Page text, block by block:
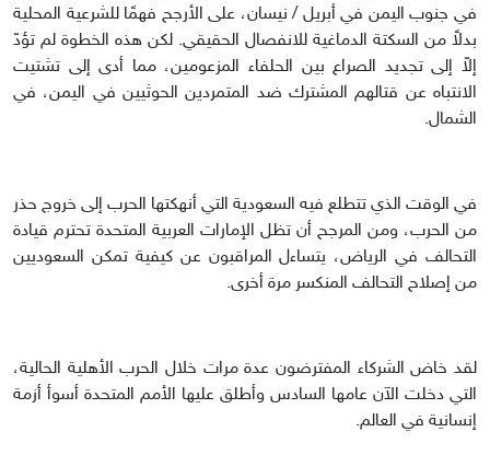
في جنوب اليمن في أبريل / نيسان، على الأرجح فهمًا للشرعية المحلية
بدلاً من السكتة الدماغية للانفصال الحقيقي. لكن هذه الخطوة لم تؤدّ
إلاّ إلى تجديد الصراع بين الحلفاء المزعومين، مما أدى إلى تشتيت
الانتباه عن قتالهم المشترك ضد المتمردين الحوثيين في اليمن، في
الشمال.
في الوقت الذي تتطلع فيه السعودية التي أنهكتها الحرب إلى خروج حذر
من الحرب، ومن المرجح أن تظل الإمارات العربية المتحدة تحترم قيادة
التحالف في الرياض، يتساءل المراقبون عن كيفية تمكن السعوديين
من إصلاح التحالف المنكسر مرة أخرى.
لقد خاض الشركاء المفترضون عدة مرات خلال الحرب الأهلية الحالية،
التي دخلت الآن عامها السادس وأطلق عليها الأمم المتحدة أسوأ أزمة
إنسانية في العالم.